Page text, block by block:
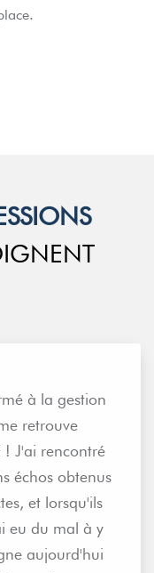
à la gestion
retrouve
J'ai rencontré
échos obtenus
et lorsqu'ils
eu du mal à y
aujourd'hui